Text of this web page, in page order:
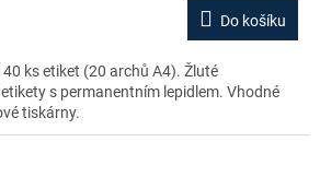
Do košíku
ks etiket (20 archů A4). Žluté
s permanentním lepidlem. Vhodné
tiskárny.